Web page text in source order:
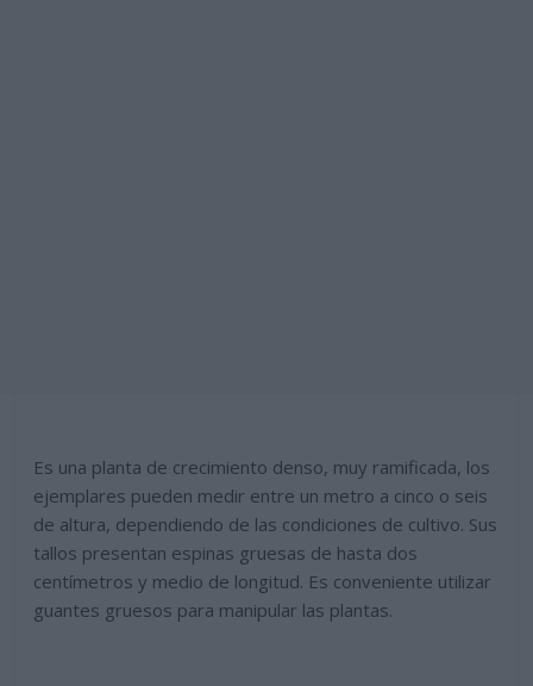
Es una planta de crecimiento denso, muy ramificada, los
ejemplares pueden medir entre un metro a cinco o seis
de altura, dependiendo de las condiciones de cultivo. Sus
tallos presentan espinas gruesas de hasta dos
centímetros y medio de longitud. Es conveniente utilizar
guantes gruesos para manipular las plantas.